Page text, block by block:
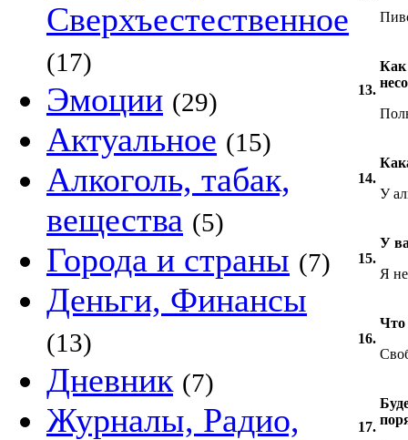
Сверхъестественное
(17)
Эмоции (29)
Актуальное (15)
Алкоголь, табак,
вещества (5)
Города и страны (7)
Деньги, Финансы
(13)
Дневник (7)
Журналы, Радио,
13.
Как
14.
У
15.
У
Я
16.
Что
17.